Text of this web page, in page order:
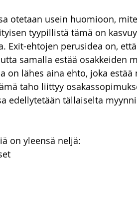
otetaan usein huomioon,
tyypillistä tämä on
Exit-ehtojen perusidea on,
samalla estää osakkeiden
on lähes aina ehto, joka
taho liittyy
edellytetään tällaiselta
on yleensä neljä: